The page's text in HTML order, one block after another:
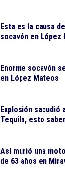
Esta es la causa
socavón en López
Enorme socavón
en López Mateos
Explosión sacudió
Tequila, esto
Así murió una
de 63 años en